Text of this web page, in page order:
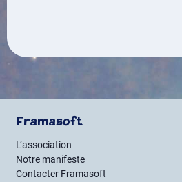
Framasoft
L’association
Notre manifeste
Contacter Framasoft